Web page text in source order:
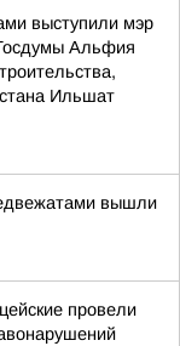
выступили мэр
Альфия
Ильшат
вышли
провели